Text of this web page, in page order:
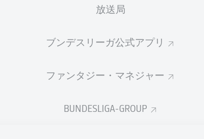
放送局
ブンデスリーガ公式アプリ
ファンタジー・マネジャー
BUNDESLIGA-GROUP
統計 シーズン 2026/2027